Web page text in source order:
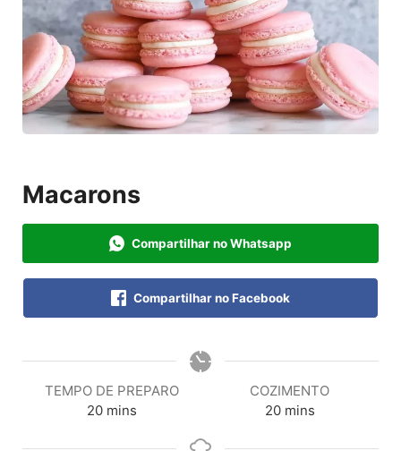
Macarons
Compartilhar no Whatsapp
Compartilhar no Facebook
TEMPO DE PREPARO
20 mins
COZIMENTO
20 mins